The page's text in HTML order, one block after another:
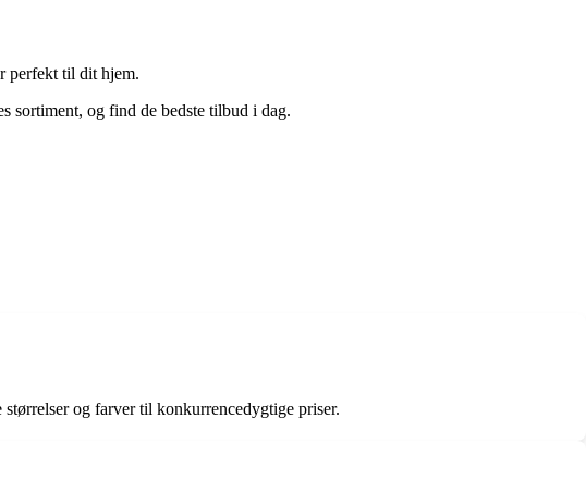
perfekt til dit hjem.
sortiment, og find de bedste tilbud i dag.
og farver til konkurrencedygtige priser.